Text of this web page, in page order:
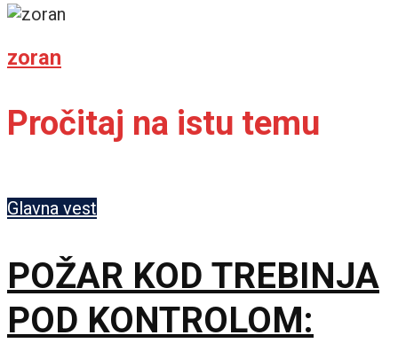
zoran
Pročitaj na istu temu
Glavna vest
POŽAR KOD TREBINJA
POD KONTROLOM: